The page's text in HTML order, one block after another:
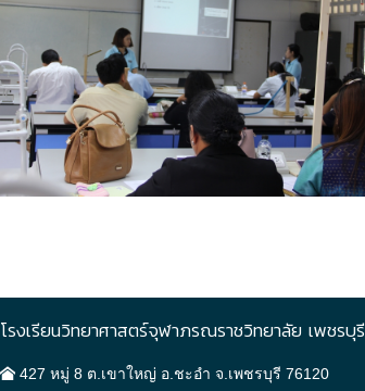
โรงเรียนวิทยาศาสตร์จุฬาภรณราชวิทยาลัย เพชรบุรี
427 หมู่ 8 ต.เขาใหญ่ อ.ชะอำ จ.เพชรบุรี 76120